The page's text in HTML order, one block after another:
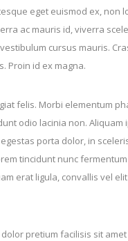
eget euismod ex, non
ac mauris id, viverra
cursus mauris.
Proin id ex magna.
felis. Morbi elementum
odio lacinia non. Aliquam
porta dolor, in
tincidunt nunc fermentum
erat ligula, convallis vel
pretium facilisis sit amet